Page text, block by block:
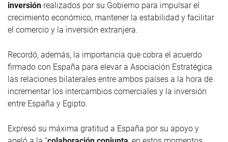
inversión realizados por su Gobierno para impulsar el
crecimiento económico, mantener la estabilidad y facilitar
el comercio y la inversión extranjera.
Recordó, además, la importancia que cobra el acuerdo
firmado con España para elevar a Asociación Estratégica
las relaciones bilaterales entre ambos países a la hora de
incrementar los intercambios comerciales y la inversión
entre España y Egipto.
Expresó su máxima gratitud a España por su apoyo y